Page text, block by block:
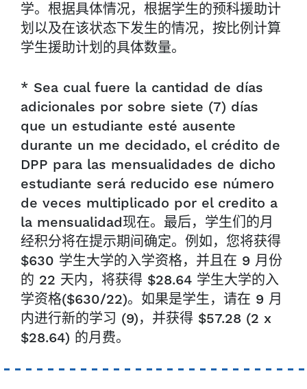
学。根据具体情况，根据学生的预科援助计
划以及在该状态下发生的情况，按比例计算
学生援助计划的具体数量。
* Sea cual fuere la cantidad de días
adicionales por sobre siete (7) días
que un estudiante esté ausente
durante un me decidado, el crédito de
DPP para las mensualidades de dicho
estudiante será reducido ese número
de veces multiplicado por el credito a
la mensualidad现在。最后，学生们的月
经积分将在提示期间确定。例如，您将获得
$630 学生大学的入学资格，并且在 9 月份
的 22 天内，将获得 $28.64 学生大学的入
学资格($630/22)。如果是学生，请在 9 月
内进行新的学习 (9)，并获得 $57.28 (2 x
$28.64) 的月费。